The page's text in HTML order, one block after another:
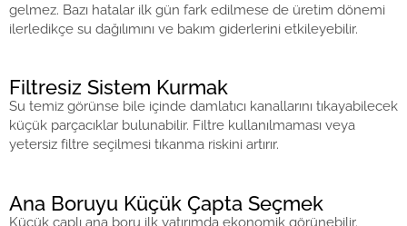
gelmez. Bazı hatalar ilk gün fark edilmese de üretim dönemi
ilerledikçe su dağılımını ve bakım giderlerini etkileyebilir.
Filtresiz Sistem Kurmak
Su temiz görünse bile içinde damlatıcı kanallarını tıkayabilecek
küçük parçacıklar bulunabilir. Filtre kullanılmaması veya
yetersiz filtre seçilmesi tıkanma riskini artırır.
Ana Boruyu Küçük Çapta Seçmek
Küçük çaplı ana boru ilk yatırımda ekonomik görünebilir.